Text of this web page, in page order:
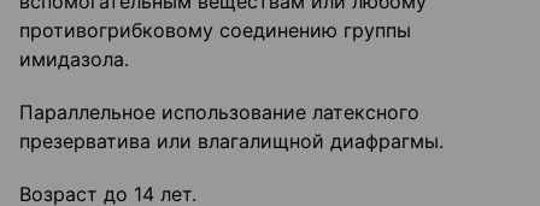
противогрибковому соединению группы
имидазола.
Параллельное использование латексного
презерватива или влагалищной диафрагмы.
Возраст до 14 лет.